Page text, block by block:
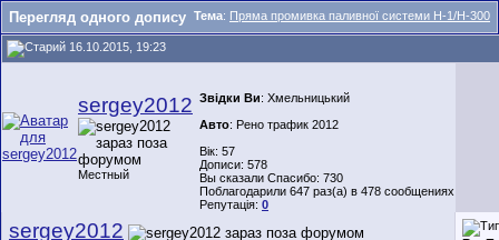
Тема: Пряма промивка паливної системи Н-1/Н-300
Перегляд одного допису
16.10.2015, 19:23
sergey2012
Местный
Звідки Ви: Хмельницький
Авто: Рено трафик 2012
Вік: 57
Дописи: 578
Вы сказали Спасибо: 730
Поблагодарили 647 раз(а) в 478 сообщениях
Репутація: 0
sergey2012